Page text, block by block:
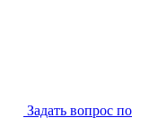
Задать вопрос по